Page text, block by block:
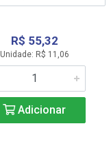
R$ 55,32
Unidade: R$ 11,06
Adicionar